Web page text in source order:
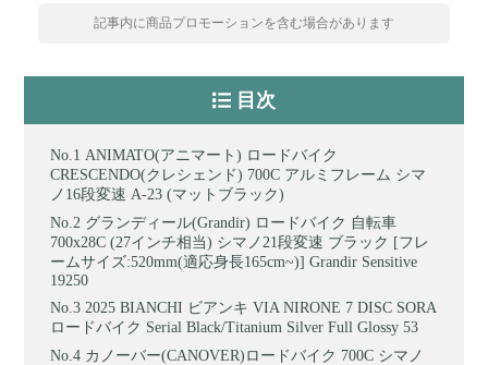
記事内に商品プロモーションを含む場合があります
目次
ANIMATO(アニマート) ロードバイク
CRESCENDO(クレシェンド) 700C アルミフレーム シマ
ノ16段変速 A-23 (マットブラック)
グランディール(Grandir) ロードバイク 自転車
700x28C (27インチ相当) シマノ21段変速 ブラック [フレ
ームサイズ:520mm(適応身長165cm~)] Grandir Sensitive
19250
2025 BIANCHI ビアンキ VIA NIRONE 7 DISC SORA
ロードバイク Serial Black/Titanium Silver Full Glossy 53
カノーバー(CANOVER)ロードバイク 700C シマノ